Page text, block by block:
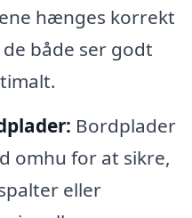
hænges korrekt
både ser godt
Bordplader
omhu for at sikre,
eller